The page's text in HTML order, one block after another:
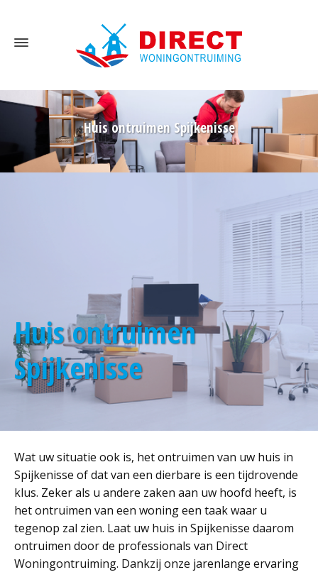
Huis ontruimen Spijkenisse
Huis ontruimen
Spijkenisse
Wat uw situatie ook is, het ontruimen van uw huis in
Spijkenisse of dat van een dierbare is een tijdrovende
klus. Zeker als u andere zaken aan uw hoofd heeft, is
het ontruimen van een woning een taak waar u
tegenop zal zien. Laat uw huis in Spijkenisse daarom
ontruimen door de professionals van Direct
Woningontruiming. Dankzij onze jarenlange ervaring